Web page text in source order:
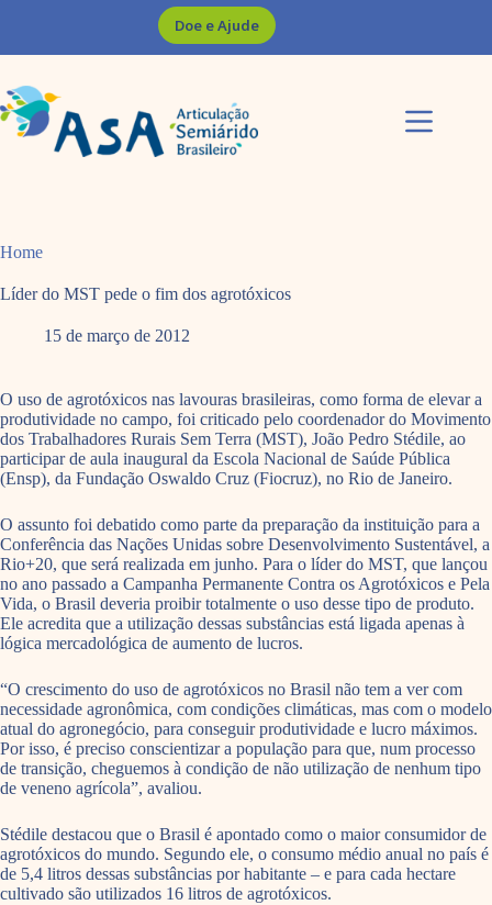
Doe e Ajude
Home
Líder do MST pede o fim dos agrotóxicos
15 de março de 2012
O uso de agrotóxicos nas lavouras brasileiras, como forma de elevar a
produtividade no campo, foi criticado pelo coordenador do Movimento
dos Trabalhadores Rurais Sem Terra (MST), João Pedro Stédile, ao
participar de aula inaugural da Escola Nacional de Saúde Pública
(Ensp), da Fundação Oswaldo Cruz (Fiocruz), no Rio de Janeiro.
O assunto foi debatido como parte da preparação da instituição para a
Conferência das Nações Unidas sobre Desenvolvimento Sustentável, a
Rio+20, que será realizada em junho. Para o líder do MST, que lançou
no ano passado a Campanha Permanente Contra os Agrotóxicos e Pela
Vida, o Brasil deveria proibir totalmente o uso desse tipo de produto.
Ele acredita que a utilização dessas substâncias está ligada apenas à
lógica mercadológica de aumento de lucros.
“O crescimento do uso de agrotóxicos no Brasil não tem a ver com
necessidade agronômica, com condições climáticas, mas com o modelo
atual do agronegócio, para conseguir produtividade e lucro máximos.
Por isso, é preciso conscientizar a população para que, num processo
de transição, cheguemos à condição de não utilização de nenhum tipo
de veneno agrícola”, avaliou.
Stédile destacou que o Brasil é apontado como o maior consumidor de
agrotóxicos do mundo. Segundo ele, o consumo médio anual no país é
de 5,4 litros dessas substâncias por habitante – e para cada hectare
cultivado são utilizados 16 litros de agrotóxicos.